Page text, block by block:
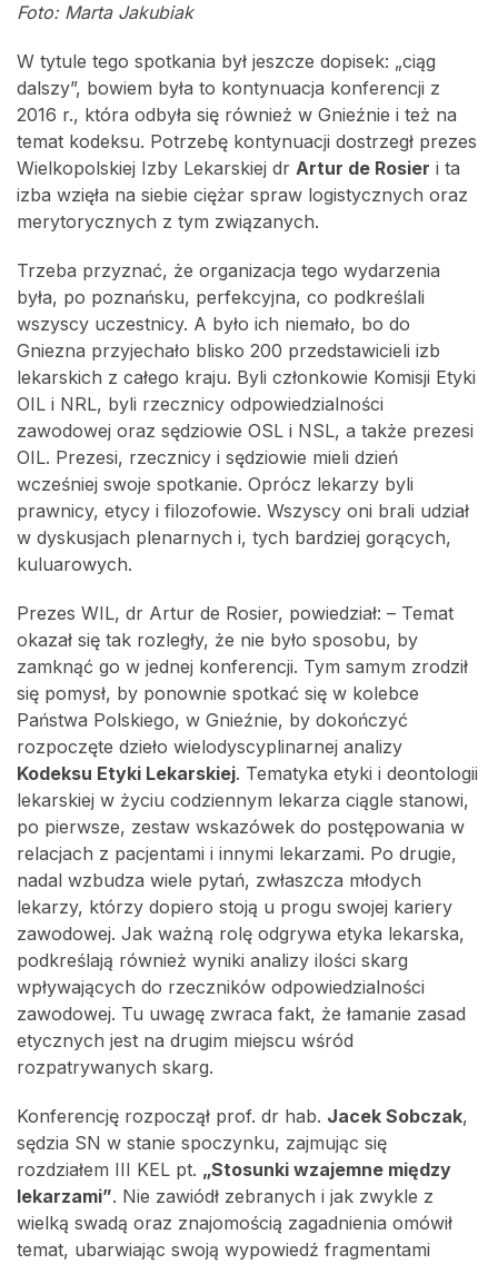
Foto: Marta Jakubiak
W tytule tego spotkania był jeszcze dopisek: „ciąg
dalszy”, bowiem była to kontynuacja konferencji z
2016 r., która odbyła się również w Gnieźnie i też na
temat kodeksu. Potrzebę kontynuacji dostrzegł prezes
Wielkopolskiej Izby Lekarskiej dr Artur de Rosier i ta
izba wzięła na siebie ciężar spraw logistycznych oraz
merytorycznych z tym związanych.
Trzeba przyznać, że organizacja tego wydarzenia
była, po poznańsku, perfekcyjna, co podkreślali
wszyscy uczestnicy. A było ich niemało, bo do
Gniezna przyjechało blisko 200 przedstawicieli izb
lekarskich z całego kraju. Byli członkowie Komisji Etyki
OIL i NRL, byli rzecznicy odpowiedzialności
zawodowej oraz sędziowie OSL i NSL, a także prezesi
OIL. Prezesi, rzecznicy i sędziowie mieli dzień
wcześniej swoje spotkanie. Oprócz lekarzy byli
prawnicy, etycy i filozofowie. Wszyscy oni brali udział
w dyskusjach plenarnych i, tych bardziej gorących,
kuluarowych.
Prezes WIL, dr Artur de Rosier, powiedział: – Temat
okazał się tak rozległy, że nie było sposobu, by
zamknąć go w jednej konferencji. Tym samym zrodził
się pomysł, by ponownie spotkać się w kolebce
Państwa Polskiego, w Gnieźnie, by dokończyć
rozpoczęte dzieło wielodyscyplinarnej analizy
Kodeksu Etyki Lekarskiej. Tematyka etyki i deontologii
lekarskiej w życiu codziennym lekarza ciągle stanowi,
po pierwsze, zestaw wskazówek do postępowania w
relacjach z pacjentami i innymi lekarzami. Po drugie,
nadal wzbudza wiele pytań, zwłaszcza młodych
lekarzy, którzy dopiero stoją u progu swojej kariery
zawodowej. Jak ważną rolę odgrywa etyka lekarska,
podkreślają również wyniki analizy ilości skarg
wpływających do rzeczników odpowiedzialności
zawodowej. Tu uwagę zwraca fakt, że łamanie zasad
etycznych jest na drugim miejscu wśród
rozpatrywanych skarg.
Konferencję rozpoczął prof. dr hab. Jacek Sobczak,
sędzia SN w stanie spoczynku, zajmując się
rozdziałem III KEL pt. „Stosunki wzajemne między
lekarzami”. Nie zawiódł zebranych i jak zwykle z
wielką swadą oraz znajomością zagadnienia omówił
temat, ubarwiając swoją wypowiedź fragmentami